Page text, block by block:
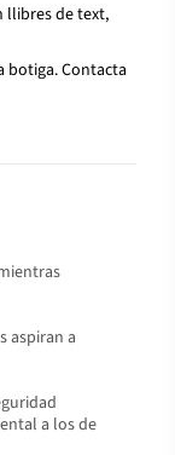
llibres de text,
botiga. Contacta
aspiran a
a los de